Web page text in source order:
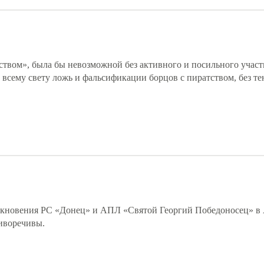
была бы невозможной без активного и посильного
свету ложь и фальсификации борцов с пиратством, без
РС «Донец» и АПЛ «Святой Георгий Победоносец» в